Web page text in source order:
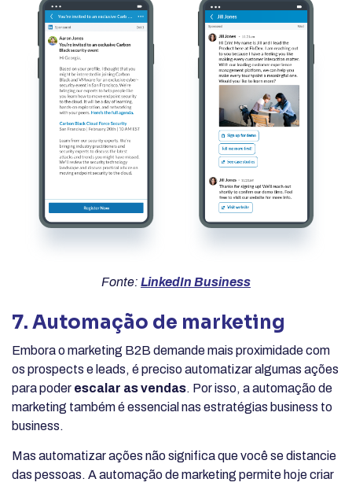
Fonte: LinkedIn Business
7. Automação de marketing
Embora o marketing B2B demande mais proximidade com
os prospects e leads, é preciso automatizar algumas ações
para poder escalar as vendas. Por isso, a automação de
marketing também é essencial nas estratégias business to
business.
Mas automatizar ações não significa que você se distancie
das pessoas. A automação de marketing permite hoje criar